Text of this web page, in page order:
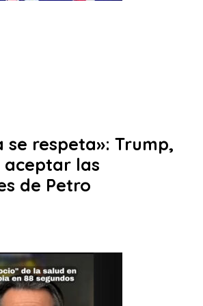
se respeta»: Trump,
las
de Petro